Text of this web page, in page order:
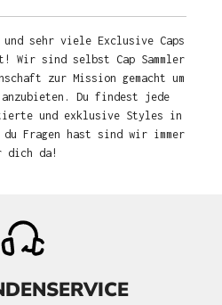
sehr viele Exclusive Caps
sind selbst Cap Sammler
zur Mission gemacht um
Du findest jede
und exklusive Styles in
du Fragen hast sind wir immer
dich da!